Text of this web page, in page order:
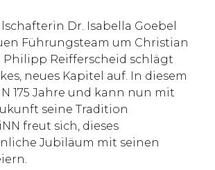
Dr. Isabella Goebel
Führungsteam um Christian
Philipp Reifferscheid schlägt
neues Kapitel auf. In diesem
175 Jahre und kann nun mit
seine Tradition
freut sich, dieses
Jubiläum mit seinen